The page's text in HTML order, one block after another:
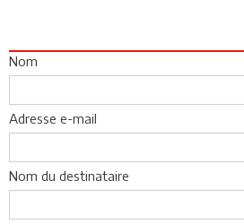
Nom
Adresse e-mail
Nom du destinataire